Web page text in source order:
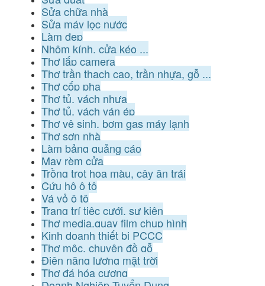
Sửa chữa nhà
Sửa máy lọc nước
Làm đẹp
Nhôm kính, cửa kéo ...
Thợ lắp camera
Thợ trần thạch cao, trần nhựa, gỗ ...
Thợ cốp pha
Thợ tủ, vách nhựa
Thợ tủ, vách ván ép
Thợ vệ sinh, bơm gas máy lạnh
Thợ sơn nhà
Làm bảng quảng cáo
May rèm cửa
Trồng trọt hoa màu, cây ăn trái
Cứu hộ ô tô
Vá vỏ ô tô
Trang trí tiệc cưới, sự kiện
Thợ media,quay film chụp hình
Kinh doanh thiết bị PCCC
Thợ mộc, chuyên đồ gỗ
Điện năng lượng mặt trời
Thợ đá hóa cương